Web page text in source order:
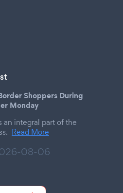
Shoppers During
Monday
an integral part of the
Read More
08-06